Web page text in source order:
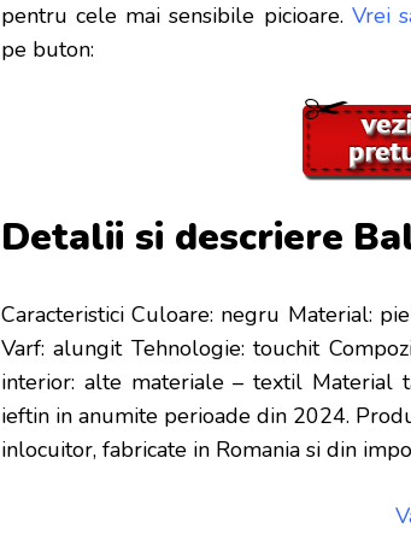
pentru cele mai sensibile picioare. Vrei
pe buton:
Detalii si descriere
Caracteristici Culoare: negru Material:
Varf: alungit Tehnologie: touchit
interior: alte materiale – textil Material
ieftin in anumite perioadedin 2024.
inlocuitor, fabricate in Romania si din